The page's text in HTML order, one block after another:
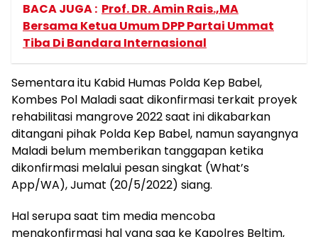
BACA JUGA : Prof. DR. Amin Rais.,MA
Bersama Ketua Umum DPP Partai Ummat
Tiba Di Bandara Internasional
Sementara itu Kabid Humas Polda Kep Babel,
Kombes Pol Maladi saat dikonfirmasi terkait proyek
rehabilitasi mangrove 2022 saat ini dikabarkan
ditangani pihak Polda Kep Babel, namun sayangnya
Maladi belum memberikan tanggapan ketika
dikonfirmasi melalui pesan singkat (What’s
App/WA), Jumat (20/5/2022) siang.
Hal serupa saat tim media mencoba
mengkonfirmasi hal yang saa ke Kapolres Beltim,